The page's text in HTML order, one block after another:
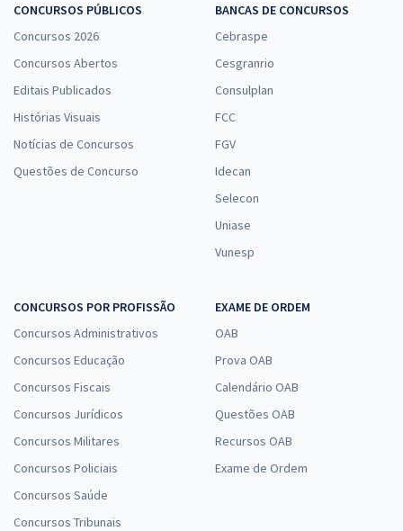
CONCURSOS PÚBLICOS
Concursos 2026
Concursos Abertos
Editais Publicados
Histórias Visuais
Notícias de Concursos
Questões de Concurso
BANCAS DE CONCURSOS
Cebraspe
Cesgranrio
Consulplan
FCC
FGV
Idecan
Selecon
Uniase
Vunesp
CONCURSOS POR PROFISSÃO
Concursos Administrativos
Concursos Educação
Concursos Fiscais
Concursos Jurídicos
Concursos Militares
Concursos Policiais
Concursos Saúde
Concursos Tribunais
EXAME DE ORDEM
OAB
Prova OAB
Calendário OAB
Questões OAB
Recursos OAB
Exame de Ordem